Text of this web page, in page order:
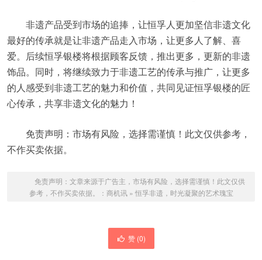
非遗产品受到市场的追捧，让恒孚人更加坚信非遗文化
最好的传承就是让非遗产品走入市场，让更多人了解、喜
爱。后续恒孚银楼将根据顾客反馈，推出更多，更新的非遗
饰品。同时，将继续致力于非遗工艺的传承与推广，让更多
的人感受到非遗工艺的魅力和价值，共同见证恒孚银楼的匠
心传承，共享非遗文化的魅力！
免责声明：市场有风险，选择需谨慎！此文仅供参考，
不作买卖依据。
免责声明：文章来源于广告主，市场有风险，选择需谨慎！此文仅供
参考，不作买卖依据。： 商机讯» 恒孚非遗，时光凝聚的艺术瑰宝
赞 (0)